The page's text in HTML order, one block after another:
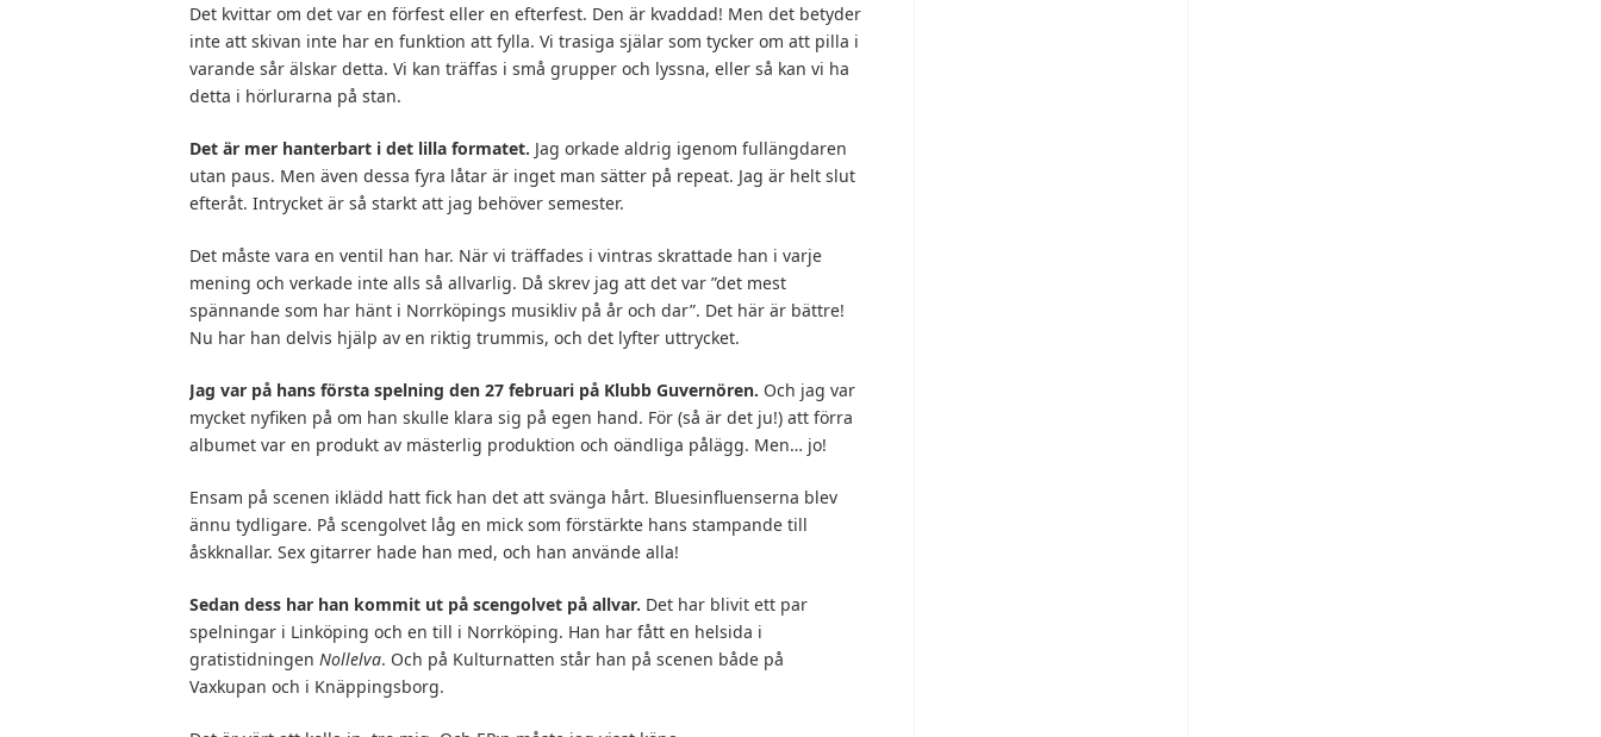
Det kvittar om det var en förfest eller en efterfest. Den är kvaddad! Men det betyder
inte att skivan inte har en funktion att fylla. Vi trasiga själar som tycker om att pilla i
varande sår älskar detta. Vi kan träffas i små grupper och lyssna, eller så kan vi ha
detta i hörlurarna på stan.
Det är mer hanterbart i det lilla formatet. Jag orkade aldrig igenom fullängdaren
utan paus. Men även dessa fyra låtar är inget man sätter på repeat. Jag är helt slut
efteråt. Intrycket är så starkt att jag behöver semester.
Det måste vara en ventil han har. När vi träffades i vintras skrattade han i varje
mening och verkade inte alls så allvarlig. Då skrev jag att det var ”det mest
spännande som har hänt i Norrköpings musikliv på år och dar”. Det här är bättre!
Nu har han delvis hjälp av en riktig trummis, och det lyfter uttrycket.
Jag var på hans första spelning den 27 februari på Klubb Guvernören. Och jag var
mycket nyfiken på om han skulle klara sig på egen hand. För (så är det ju!) att förra
albumet var en produkt av mästerlig produktion och oändliga pålägg. Men… jo!
Ensam på scenen iklädd hatt fick han det att svänga hårt. Bluesinfluenserna blev
ännu tydligare. På scengolvet låg en mick som förstärkte hans stampande till
åskknallar. Sex gitarrer hade han med, och han använde alla!
Sedan dess har han kommit ut på scengolvet på allvar. Det har blivit ett par
spelningar i Linköping och en till i Norrköping. Han har fått en helsida i
gratistidningen Nollelva. Och på Kulturnatten står han på scenen både på
Vaxkupan och i Knäppingsborg.